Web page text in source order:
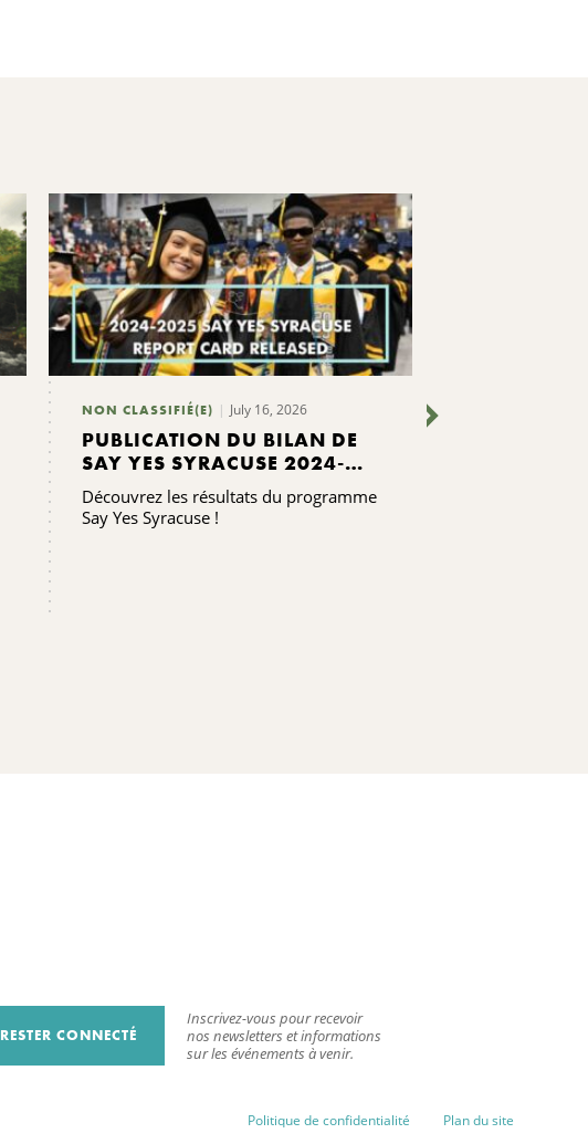
NON CLASSIFIÉ(E) July 16, 2026
PUBLICATION DU BILAN DE
SAY YES SYRACUSE 2024-
2025
Découvrez les résultats du programme
Say Yes Syracuse !
RESTER CONNECTÉ
Inscrivez-vous pour recevoir
nos newsletters et informations
sur les événements à venir.
Politique de confidentialité Plan du site